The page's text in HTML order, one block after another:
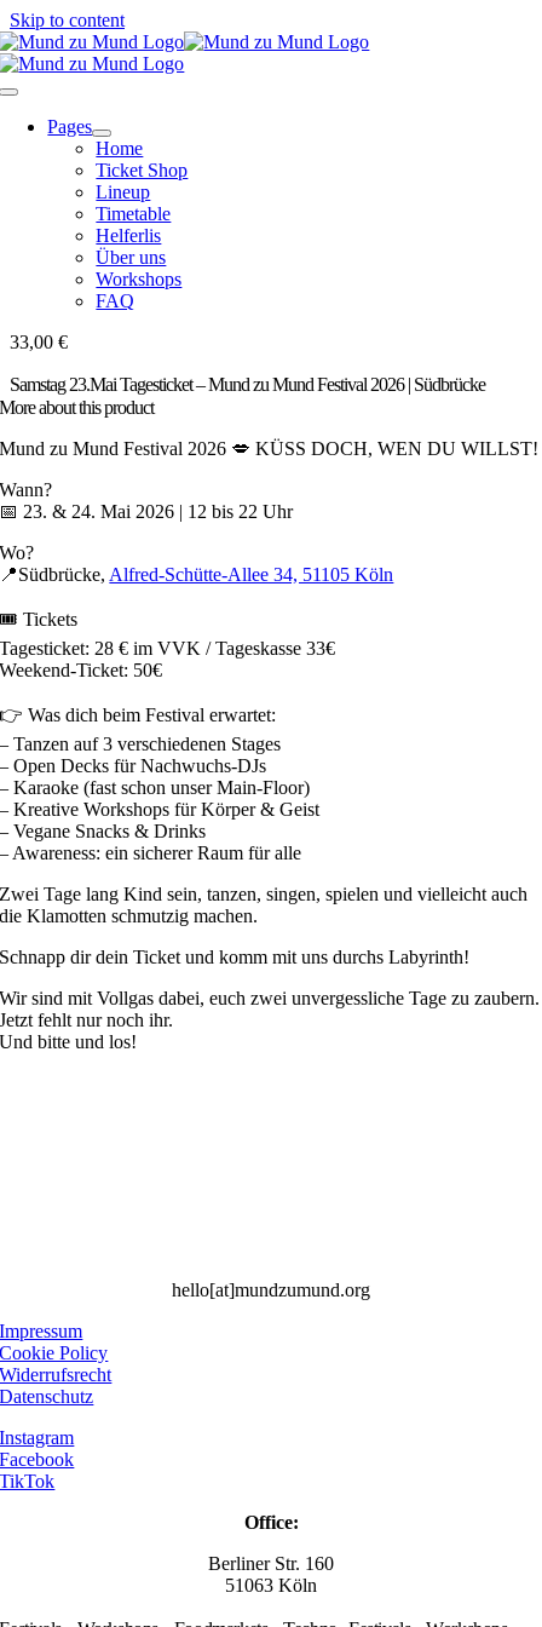
Skip to content
Pages
Home
Ticket Shop
Lineup
Timetable
Helferlis
Über uns
Workshops
FAQ
33,00 €
Samstag 23.Mai Tagesticket – Mund zu Mund Festival 2026 | Südbrücke
More about this product
Mund zu Mund Festival 2026 💋 KÜSS DOCH, WEN DU WILLST!
Wann?
📅 23. & 24. Mai 2026 | 12 bis 22 Uhr
Wo?
📍Südbrücke, Alfred-Schütte-Allee 34, 51105 Köln
🎟️ Tickets
Tagesticket: 28 € im VVK / Tageskasse 33€
Weekend-Ticket: 50€
👉 Was dich beim Festival erwartet:
– Tanzen auf 3 verschiedenen Stages
– Open Decks für Nachwuchs-DJs
– Karaoke (fast schon unser Main-Floor)
– Kreative Workshops für Körper & Geist
– Vegane Snacks & Drinks
– Awareness: ein sicherer Raum für alle
Zwei Tage lang Kind sein, tanzen, singen, spielen und vielleicht auch
die Klamotten schmutzig machen.
Schnapp dir dein Ticket und komm mit uns durchs Labyrinth!
Wir sind mit Vollgas dabei, euch zwei unvergessliche Tage zu zaubern.
Jetzt fehlt nur noch ihr.
Und bitte und los!
hello[at]mundzumund.org
Impressum
Cookie Policy
Widerrufsrecht
Datenschutz
Instagram
Facebook
TikTok
Office:
Berliner Str. 160
51063 Köln